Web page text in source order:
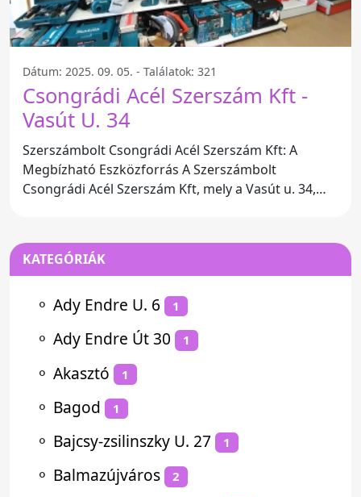
Dátum: 2025. 09. 05. - Találatok: 321
Csongrádi Acél Szerszám Kft -
Vasút U. 34
Szerszámbolt Csongrádi Acél Szerszám Kft: A
Megbízható Eszközforrás A Szerszámbolt
Csongrádi Acél Szerszám Kft, mely a Vasút u. 34,
KATEGÓRIÁK
⚬ Ady Endre U. 6 1
⚬ Ady Endre Út 30 1
⚬ Akasztó 1
⚬ Bagod 1
⚬ Bajcsy-zsilinszky U. 27 1
⚬ Balmazújváros 2